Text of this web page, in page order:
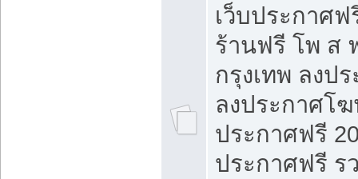
เว็บประกาศ
ร้านฟรี โพ ส
กรุงเทพ ลงป
ลงประกาศโ
ประกาศฟรี
ประกาศฟรี ร